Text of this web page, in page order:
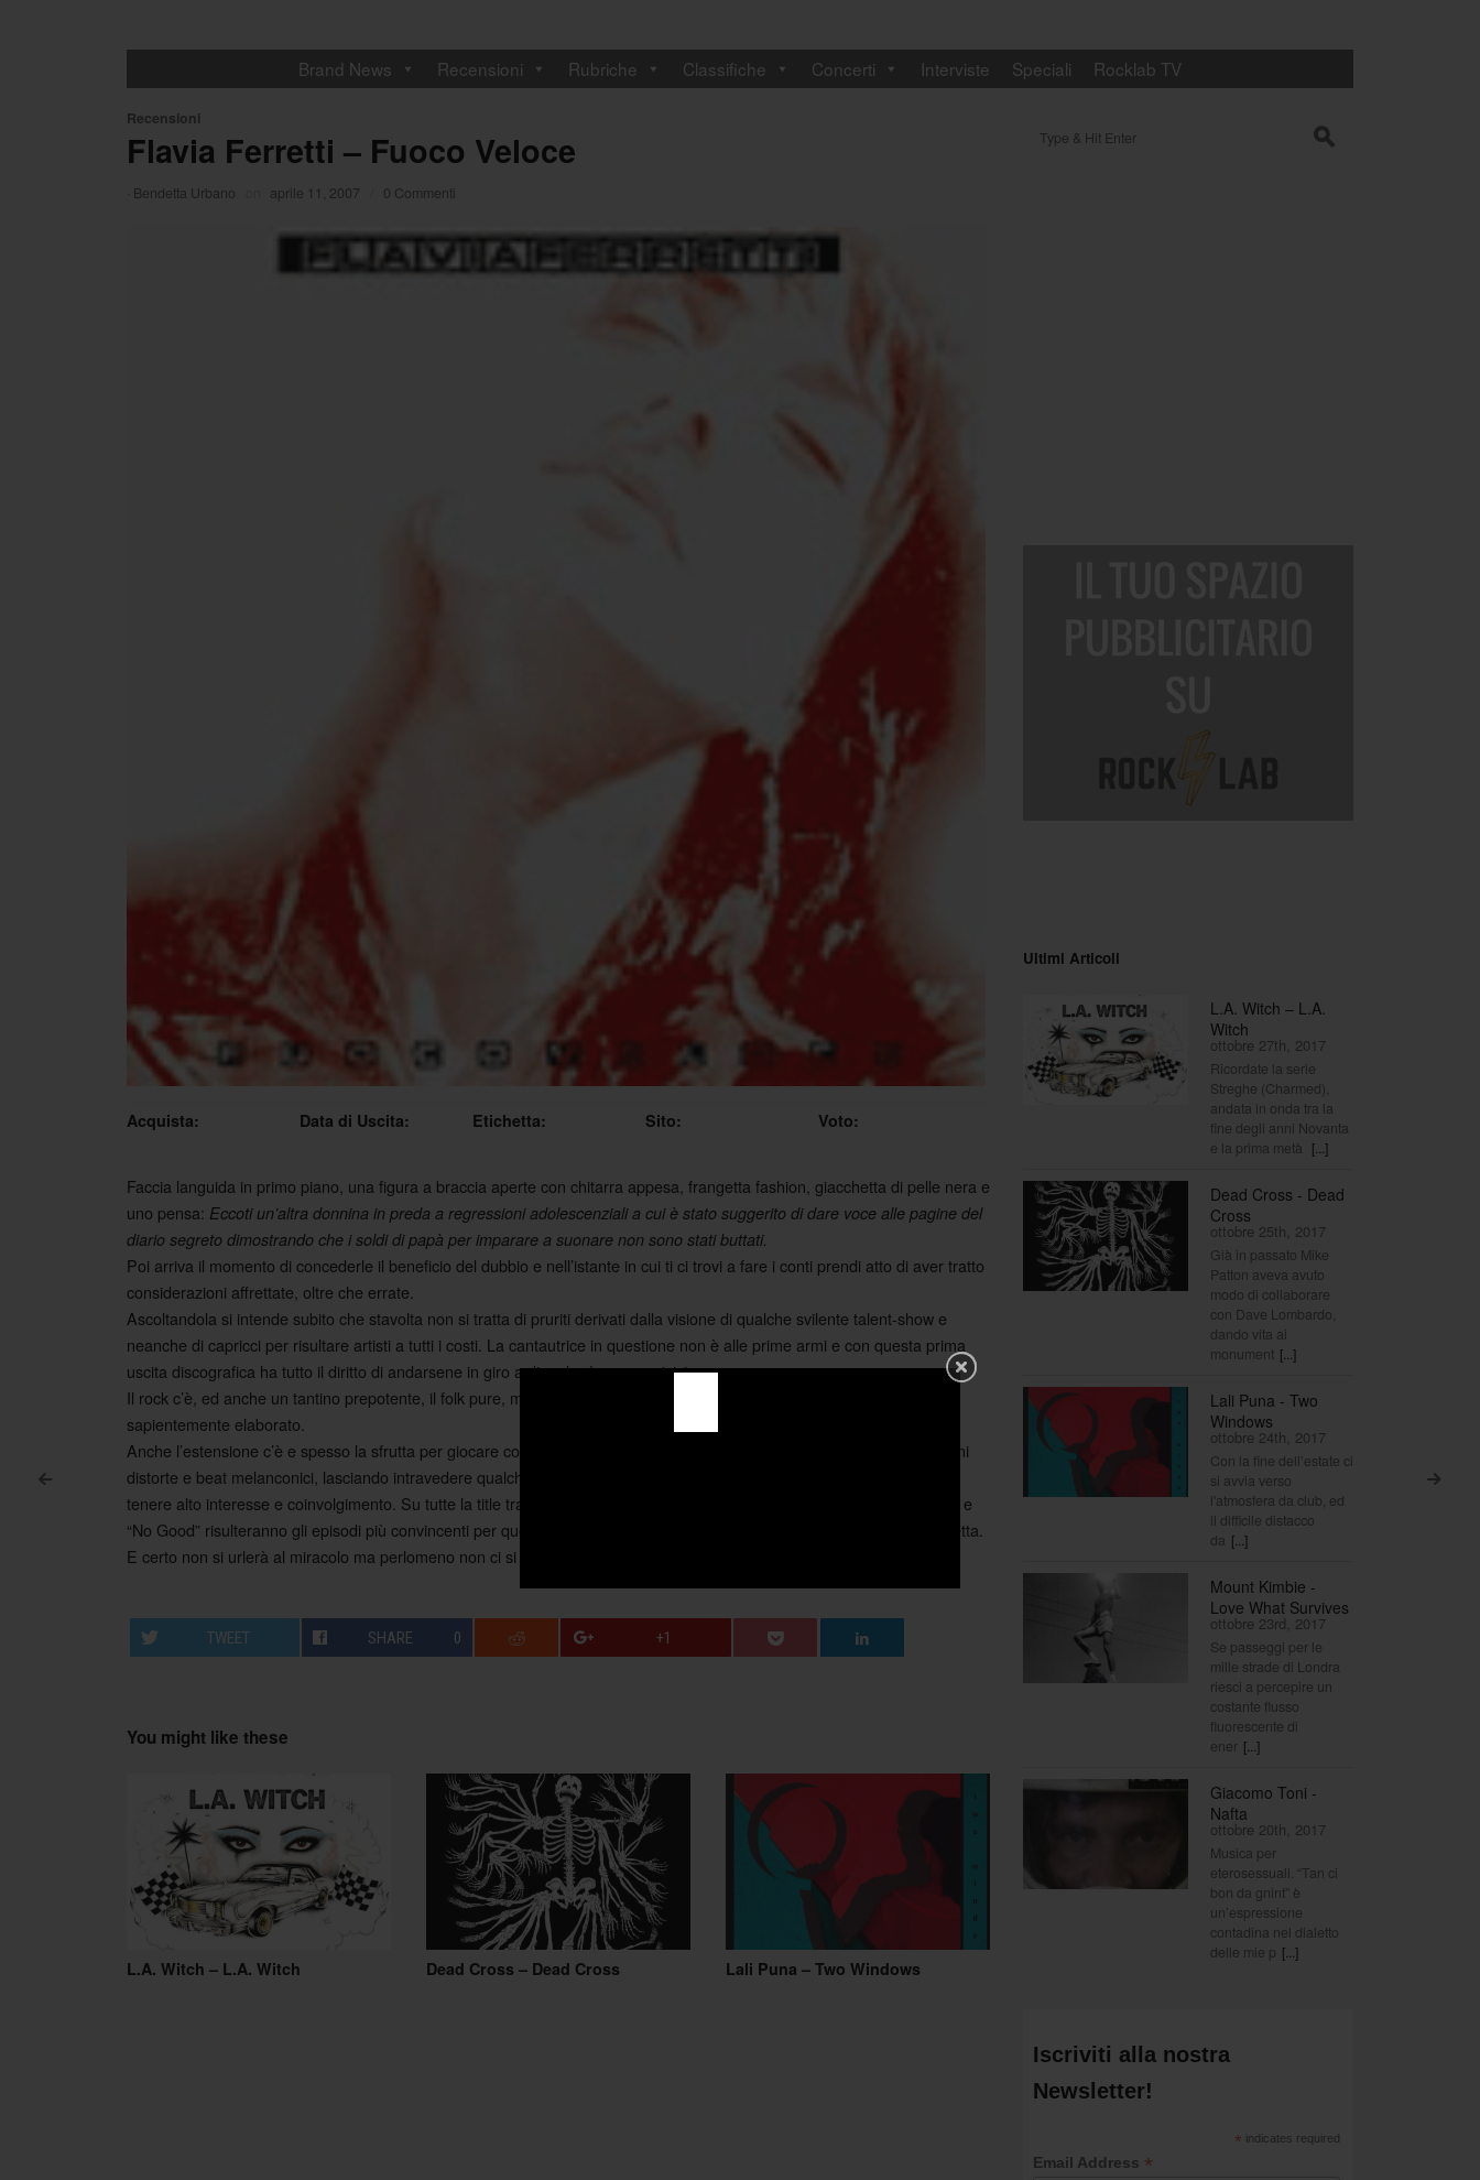
Brand News Recensioni Rubriche Classifiche Concerti Interviste Speciali Rocklab TV
Post navigation
< >
Recensioni
Flavia Ferretti – Fuoco Veloce
Bendetta Urbano aprile 11, 2007 0 Commenti
Acquista: Data di Uscita: Etichetta: Sito: Voto:
Faccia languida in primo piano, una figura a braccia aperte con chitarra appesa, frangetta fashion, giacchetta di pelle nera e
uno pensa: Eccoti un’altra donnina in preda a regressioni adolescenziali a cui è stato suggerito di dare voce alle pagine del
diario segreto dimostrando che i soldi di papà per imparare a suonare non sono stati buttati.
Poi arriva il momento di concederle il beneficio del dubbio e nell’istante in cui ti ci trovi a fare i conti prendi atto di aver tratto
considerazioni affrettate, oltre che errate.
Ascoltandola si intende subito che stavolta non si tratta di pruriti derivati dalla visione di qualche svilente talent-show e
neanche di capricci per risultare artisti a tutti i costi. La cantautrice in questione non è alle prime armi e con questa prima
uscita discografica ha tutto il diritto di andarsene in giro a dire che è una musicista.
Il rock c’è, ed anche un tantino prepotente, il folk pure, mai mediocre ma al contrario sufficientemente ispirato e
sapientemente elaborato.
Anche l’estensione c’è e spesso la sfrutta per giocare con la sua sensualità, destreggiandosi dignitosamente tra soluzioni
distorte e beat melanconici, lasciando intravedere qualche sbirciatina ad esempi internazionali, ma riuscendo sempre a
tenere alto interesse e coinvolgimento. Su tutte la title track “Fuoco Veloce”, “Gira Intorno” (con Giovanardi dei La Crus) e
“No Good” risulteranno gli episodi più convincenti per quegli addetti ai lavori che troppo spesso si fanno fregare dalla fretta.
E certo non si urlerà al miracolo ma perlomeno non ci si pentirà di averle concesso la dovuta attenzione.
TWEET SHARE 0 +1
You might like these
L.A. Witch – L.A. Witch Dead Cross – Dead Cross Lali Puna – Two Windows
s
Ultimi Articoli
L.A. Witch – L.A.
Witch
ottobre 27th, 2017
Ricordate la serie
Streghe (Charmed),
andata in onda tra la
fine degli anni Novanta
e la prima metà [...]
Dead Cross - Dead
Cross
ottobre 25th, 2017
Già in passato Mike
Patton aveva avuto
modo di collaborare
con Dave Lombardo,
dando vita ai
monument [...]
Lali Puna - Two
Windows
ottobre 24th, 2017
Con la fine dell’estate ci
si avvia verso
l'atmosfera da club, ed
il difficile distacco
da [...]
Mount Kimbie -
Love What Survives
ottobre 23rd, 2017
Se passeggi per le
mille strade di Londra
riesci a percepire un
costante flusso
fluorescente di
ener [...]
Giacomo Toni -
Nafta
ottobre 20th, 2017
Musica per
eterosessuali. “Tan ci
bon da gnint” è
un’espressione
contadina nel dialetto
delle mie p [...]
Iscriviti alla nostra
Newsletter!
* indicates required
Email Address *